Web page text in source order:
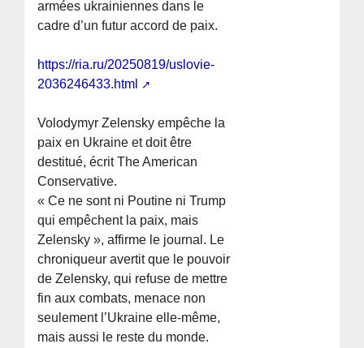
armées ukrainiennes dans le
cadre d’un futur accord de paix.
https://ria.ru/20250819/uslovie-
2036246433.html
Volodymyr Zelensky empêche la
paix en Ukraine et doit être
destitué, écrit The American
Conservative.
« Ce ne sont ni Poutine ni Trump
qui empêchent la paix, mais
Zelensky », affirme le journal. Le
chroniqueur avertit que le pouvoir
de Zelensky, qui refuse de mettre
fin aux combats, menace non
seulement l’Ukraine elle-même,
mais aussi le reste du monde.